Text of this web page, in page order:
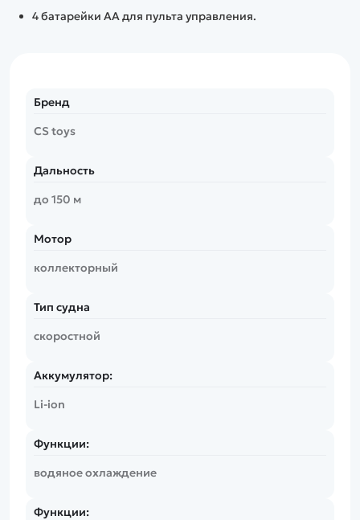
4 батарейки АА для пульта управления.
Бренд
CS toys
Дальность
до 150 м
Мотор
коллекторный
Тип судна
скоростной
Аккумулятор:
Li-ion
Функции:
водяное охлаждение
Функции: